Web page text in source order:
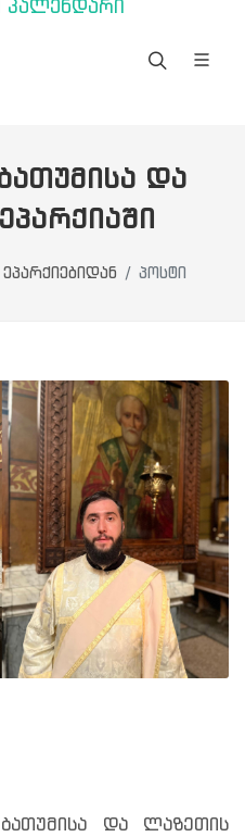
კალენდარი
ᲓᲐ
პოსტი
და ლაზეთის